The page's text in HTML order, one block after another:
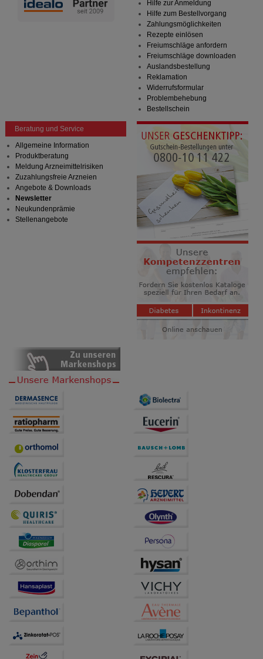
auf unserer Website aber auch die Werbung auf
Drittseiten möglichst relevant für Sie zu gestalten.
Bitte beachten Sie, dass Daten hierfür teilweise an
Dritte wie z.B. Google oder soziale Medien
Hilfe zur Anmeldung
Hilfe zum Bestellvorgang
Zahlungsmöglichkeiten
Rezepte einlösen
Freiumschläge anfordern
Freiumschläge downloaden
Auslandsbestellung
Reklamation
Widerrufsformular
Problembehebung
Bestellschein
Beratung und Service
Allgemeine Information
Produktberatung
Meldung Arzneimittelrisiken
Zuzahlungsfreie Arzneien
Angebote & Downloads
Newsletter
Neukundenprämie
Stellenangebote